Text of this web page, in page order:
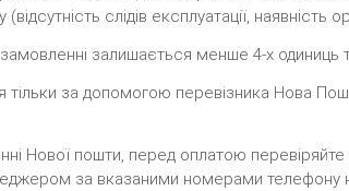
слідів експлуатації,
залишається менше 4-х одиниць
тільки за допомогою перевізника Нова
Нової пошти, перед оплатою перевіряйте
за вказаними номерами телефону